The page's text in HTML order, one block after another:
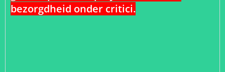
bezorgdheid onder critici.